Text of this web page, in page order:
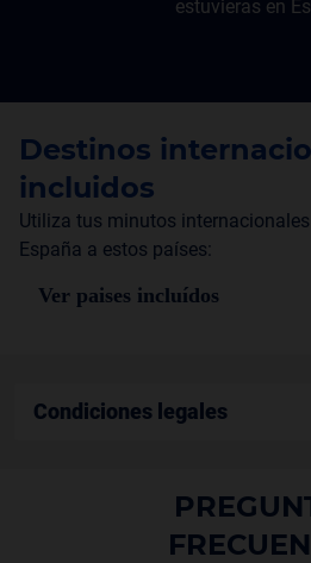
estuvieras en
Destinos
incluidos
Utiliza tus minutos
España a estos países:
Ver paises incluídos
Condiciones legales